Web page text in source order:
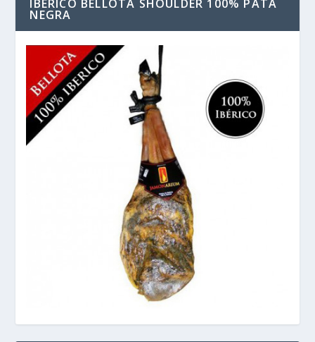
IBERICO BELLOTA SHOULDER 100% PATA
NEGRA